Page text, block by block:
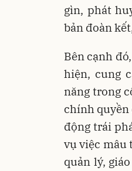
gìn, phát
bản đoàn
Bên cạnh
hiện, cung
năng trong
chính quyền
động trái
vụ việc mâu
quản lý,